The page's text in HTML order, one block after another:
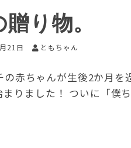
り物。
21日 ともちゃん
赤ちゃんが生後2か月を
りました！ ついに「僕